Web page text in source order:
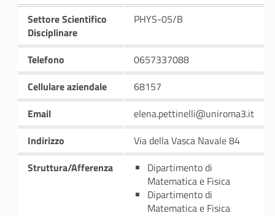
Settore Scientifico
Disciplinare
PHYS-05/B
Telefono
0657337088
Cellulare aziendale
68157
Email
elena.pettinelli@uniroma3.it
Indirizzo
Via della Vasca Navale 84
Struttura/Afferenza
Dipartimento di
Matematica e Fisica
Dipartimento di
Matematica e Fisica